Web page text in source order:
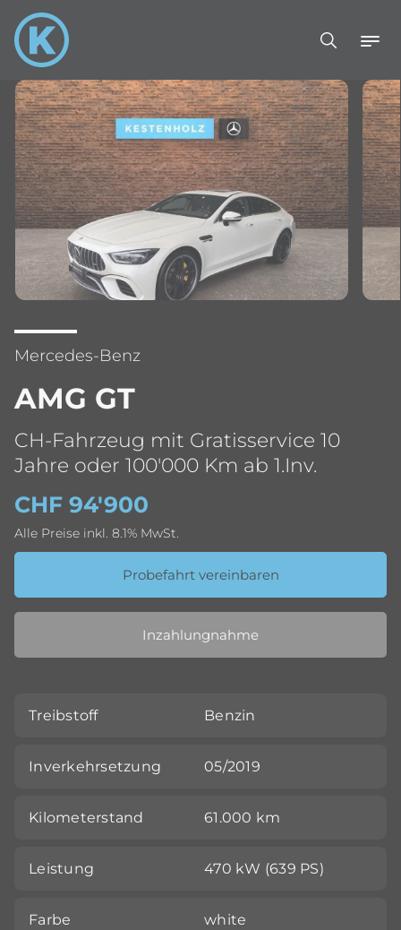
Mercedes-Benz
AMG GT
CH-Fahrzeug mit Gratisservice 10
Jahre oder 100'000 Km ab 1.Inv.
CHF 94'900
Alle Preise inkl. 8.1% MwSt.
Probefahrt vereinbaren
Inzahlungnahme
Treibstoff Benzin
Inverkehrsetzung 05/2019
Kilometerstand 61.000 km
Leistung 470 kW (639 PS)
Farbe white